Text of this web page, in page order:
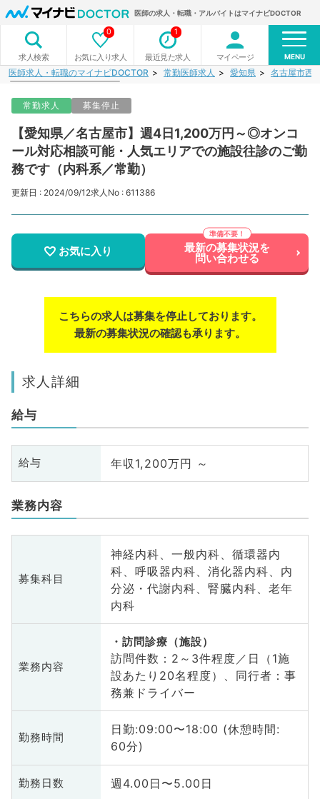
医師の求人・転職・アルバイトはマイナビDOCTOR
求人検索 お気に入り求人
0
最近見た求人
1
マイページ MENU
医師求人・転職のマイナビDOCTOR 常勤医師求人 愛知県 名古屋市西
常勤求人 募集停止
【愛知県／名古屋市】週4日1,200万円～◎オンコ
ール対応相談可能・人気エリアでの施設往診のご勤
務です（内科系／常勤）
更新日 : 2024/09/12求人No : 611386
お気に入り 最新の募集状況を
問い合わせる
こちらの求人は募集を停止しております。
最新の募集状況の確認も承ります。
求人詳細
給与
給与 年収1,200万円 ～
業務内容
募集科目
神経内科、一般内科、循環器内
科、呼吸器内科、消化器内科、内
分泌・代謝内科、腎臓内科、老年
内科
業務内容
訪問診療（施設）
訪問件数：2～3件程度／日（1施
設あたり20名程度）、同行者：事
務兼ドライバー
勤務時間
日勤:09:00〜18:00 (休憩時間:
60分)
勤務日数 週4.00日〜5.00日